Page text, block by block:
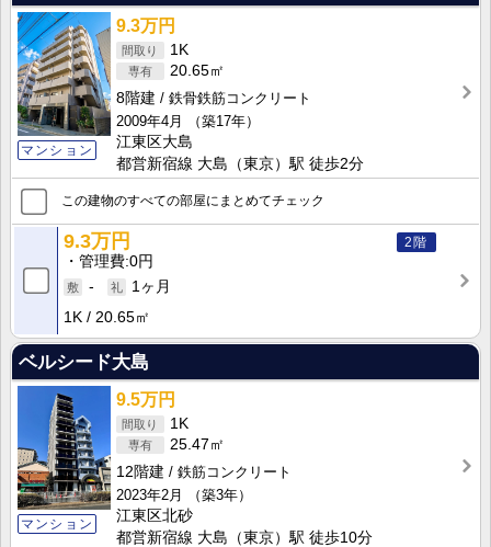
マンション
9.3万円
1K
20.65㎡
8階建
鉄骨鉄筋コンクリート
2009年4月
（築17年）
江東区大島
都営新宿線 大島（東京）駅 徒歩2分
この建物のすべての部屋にまとめてチェック
2階
9.3万円
管理費 0円
-
1ヶ月
1K
20.65㎡
ベルシード大島
マンション
9.5万円
1K
25.47㎡
12階建
鉄筋コンクリート
2023年2月
（築3年）
江東区北砂
都営新宿線 大島（東京）駅 徒歩10分